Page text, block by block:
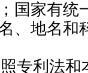
国家有统
、地名和
专利法和